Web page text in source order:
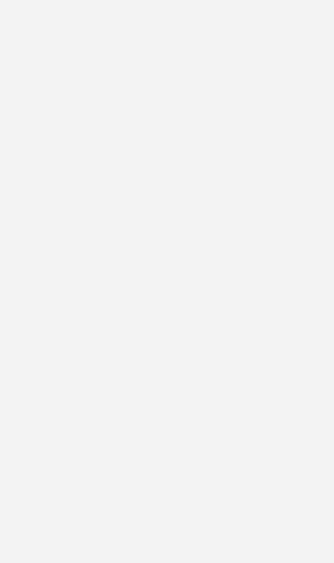
DIN EN 12 050-3
Verwendung sind bei der Installation
einige wichtige Dinge zu beachten.